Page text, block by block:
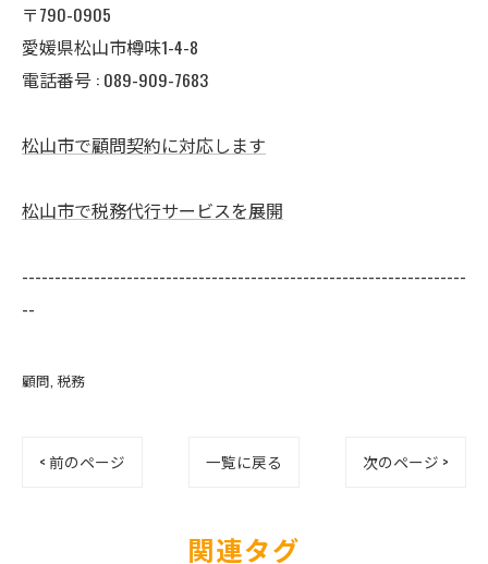
〒790-0905
愛媛県松山市樽味1-4-8
電話番号 : 089-909-7683
松山市で顧問契約に対応します
松山市で税務代行サービスを展開
--------------------------------------------------------------------
--
顧問 税務
< 前のページ 一覧に戻る 次のページ >
関連タグ